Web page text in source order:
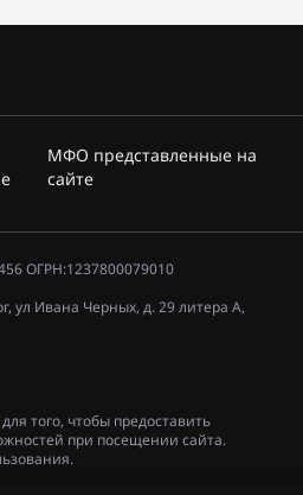
МФО представленные на
сайте
ОГРН:1237800079010
ул Ивана Черных, д. 29 литера А,
того, чтобы предоставить
при посещении сайта.